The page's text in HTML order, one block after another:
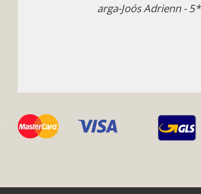
arga-Joós Adrienn - 5*